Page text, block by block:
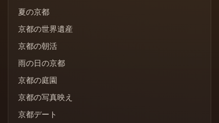
夏の京都
京都の世界遺産
京都の朝活
雨の日の京都
京都の庭園
京都の写真映え
京都デート